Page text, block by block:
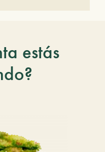
estás